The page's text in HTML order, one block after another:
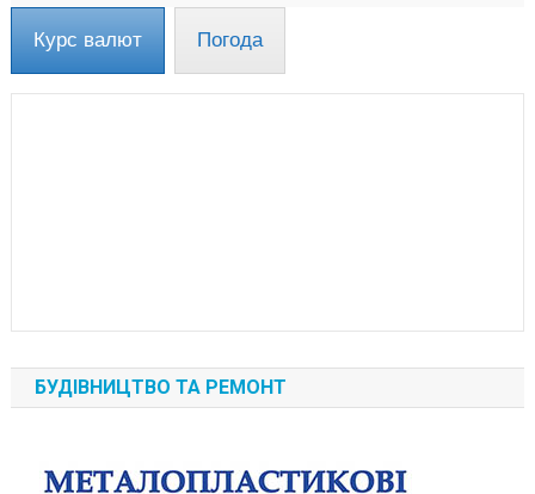
Курс валют Погода
БУДІВНИЦТВО ТА РЕМОНТ